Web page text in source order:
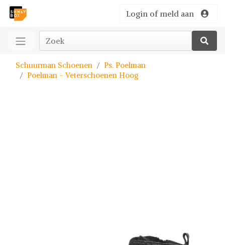
Login of meld aan
Schuurman Schoenen
Ps. Poelman
Poelman - Veterschoenen Hoog